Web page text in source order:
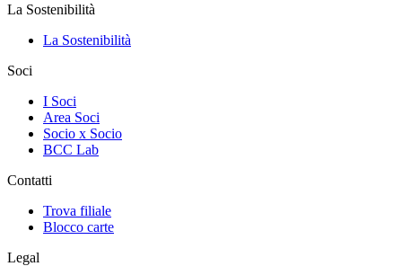
La Sostenibilità
La Sostenibilità
Soci
I Soci
Area Soci
Socio x Socio
BCC Lab
Contatti
Trova filiale
Blocco carte
Legal